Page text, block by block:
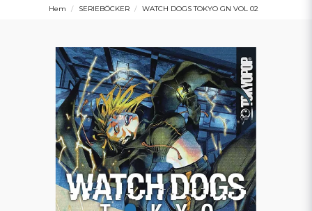
Hem SERIEBÖCKER WATCH DOGS TOKYO GN VOL 02